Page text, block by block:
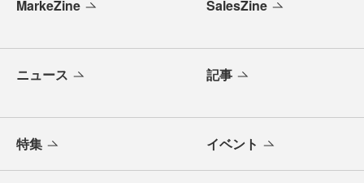
MarkeZine SalesZine
ニュース 記事
特集 イベント